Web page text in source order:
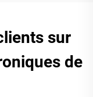
sur
de